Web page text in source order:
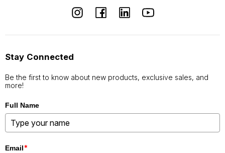
Stay Connected
Be the first to know about new products, exclusive sales, and
more!
Full Name
Email*